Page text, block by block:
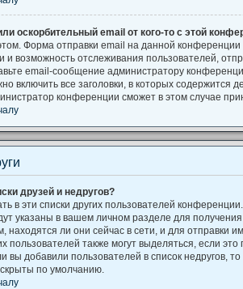
оскорбительный email от кого-то с этой
Форма отправки email на данной
и возможность отслеживания пользователей,
email-сообщение администратору
включить все заголовки, в которых содержится
конференции сможет в этом случае
друзей и недругов?
в эти списки других пользователей
указаны в вашем личном разделе для
находятся ли они сейчас в сети, и для отправки
пользователей также могут выделяться, если
вы добавили пользователей в список недругов,
по умолчанию.